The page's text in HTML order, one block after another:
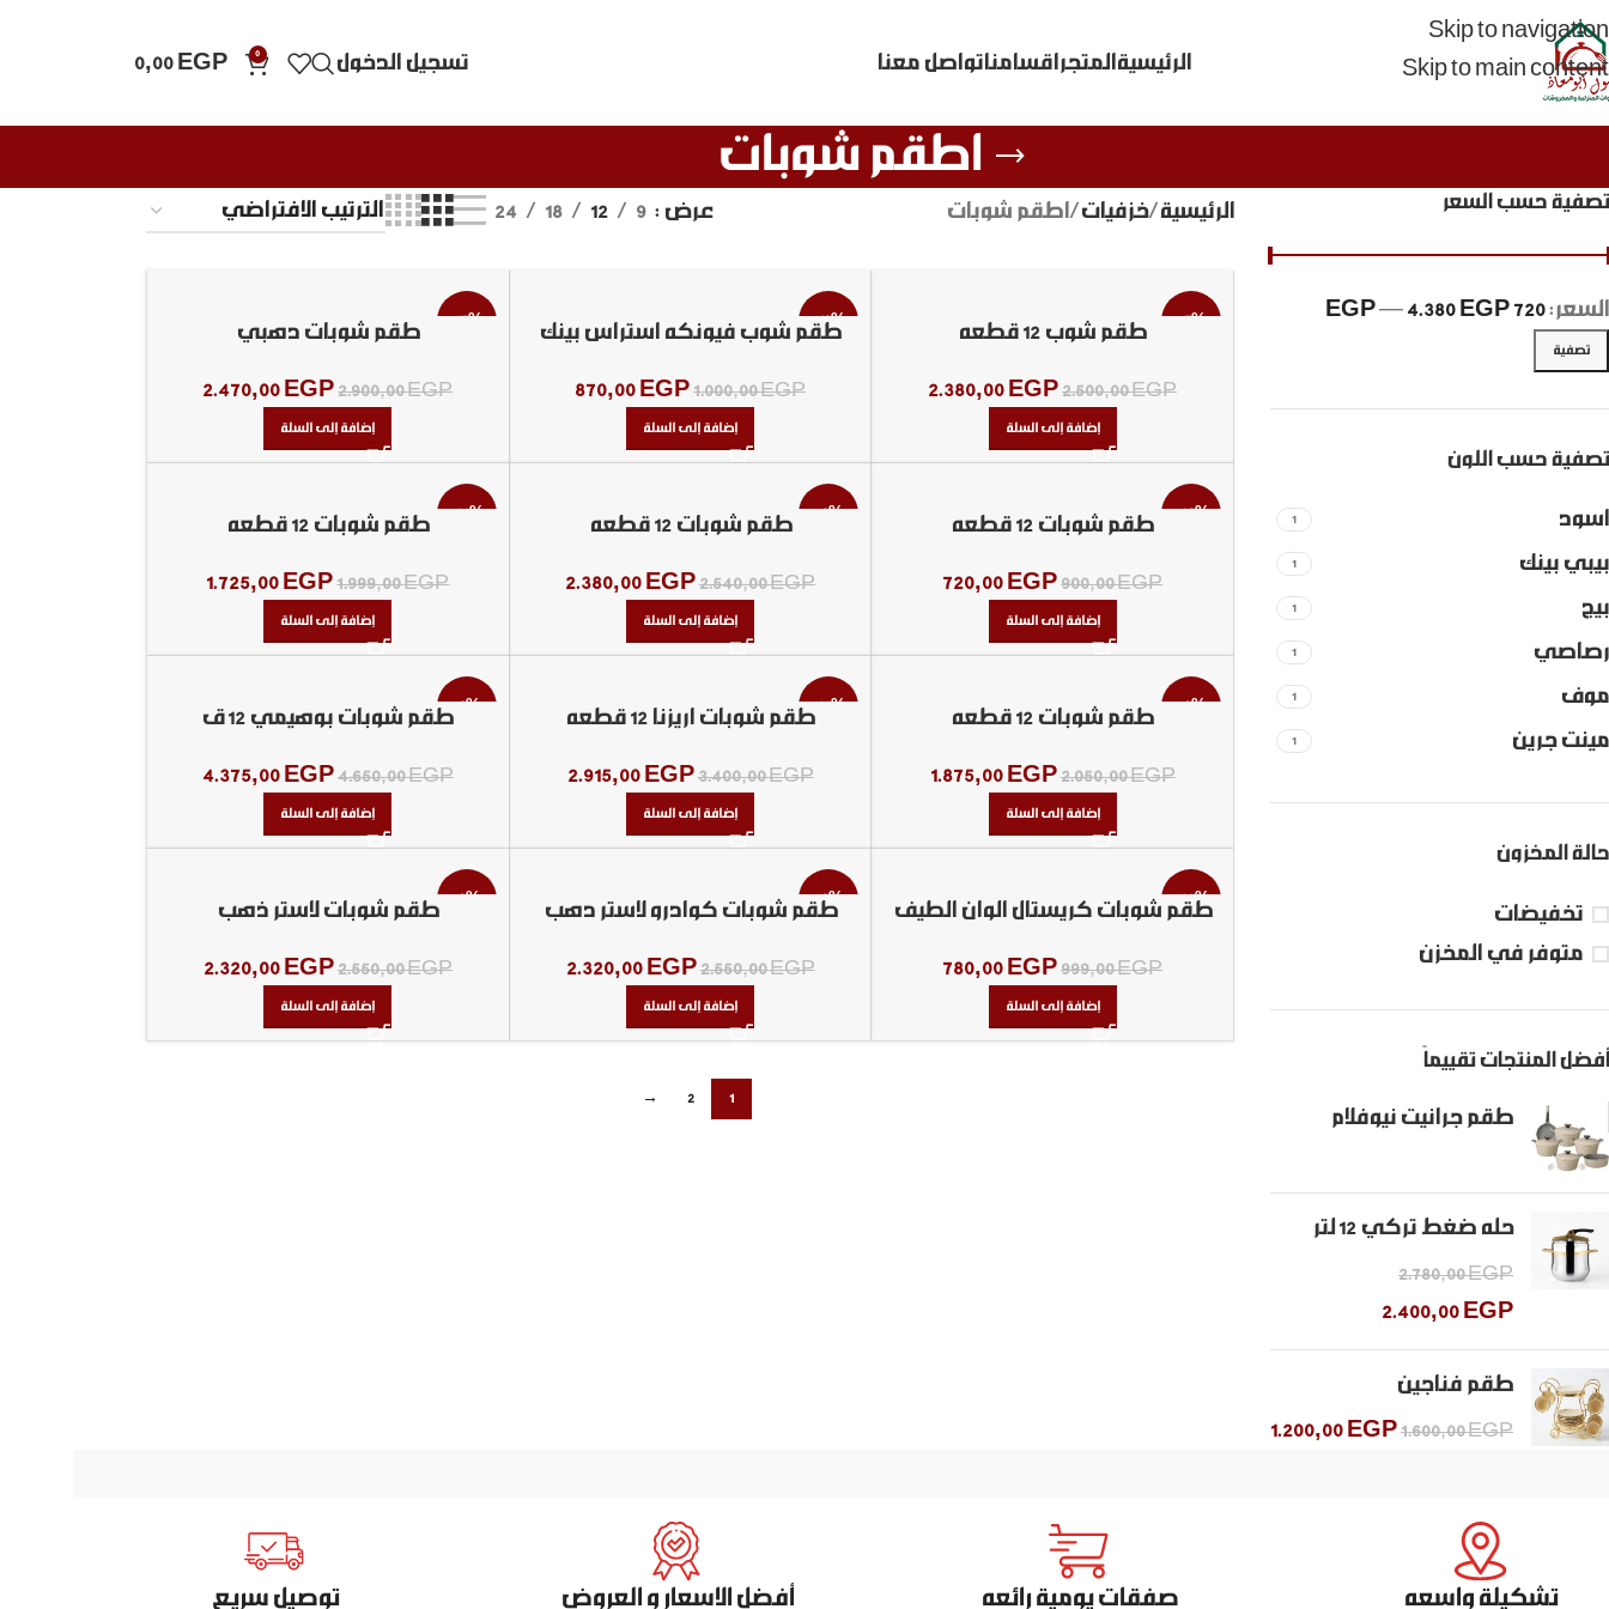
Skip to navigation
Skip to main content
الرئيسية المتجر اقسامنا تواصل معنا تسجيل الدخول 0
0,00 EGP
اطقم شوبات
تصفية حسب السعر
تصفية
السعر:720 EGP
— 4.380 EGP
تصفية حسب اللون
اسود 1
بيبي بينك 1
بيج 1
رصاصي 1
موف 1
مينت جرين 1
حالة المخزون
تخفيضات
متوفر في المخزن
أفضل المنتجات تقييماً
طقم جرانيت نيوفلام
حله ضغط تركي ١٢ لتر
2.780,00EGP
2.400,00 EGP
طقم فناجين
1.600,00EGP
1.200,00 EGP
الرئيسية خزفيات اطقم شوبات عرض 9
12
18
24
-5%
طقم شوب 12 قطعه
2.500,00EGP
2.380,00 EGP
إضافة إلى السلة
-13%
طقم شوب فيونكه استراس بينك
1.000,00EGP
870,00 EGP
إضافة إلى السلة
-15%
طقم شوبات دهبي
2.900,00EGP
2.470,00 EGP
إضافة إلى السلة
-20%
طقم شوبات 12 قطعه
900,00EGP
720,00 EGP
إضافة إلى السلة
-6%
طقم شوبات 12 قطعه
2.540,00EGP
2.380,00 EGP
إضافة إلى السلة
-14%
طقم شوبات 12 قطعه
1.999,00EGP
1.725,00 EGP
إضافة إلى السلة
-9%
طقم شوبات 12 قطعه
2.050,00EGP
1.875,00 EGP
إضافة إلى السلة
-14%
طقم شوبات اريزنا 12 قطعه
3.400,00EGP
2.915,00 EGP
إضافة إلى السلة
-6%
طقم شوبات بوهيمي 12 ق
4.650,00EGP
4.375,00 EGP
إضافة إلى السلة
-22%
طقم شوبات كريستال الوان الطيف
999,00EGP
780,00 EGP
إضافة إلى السلة
-9%
طقم شوبات كوادرو لاستر دهب
2.550,00EGP
2.320,00 EGP
إضافة إلى السلة
-9%
طقم شوبات لاستر ذهب
2.550,00EGP
2.320,00 EGP
إضافة إلى السلة
1
2
→
تشكيلة واسعه صفقات يومية رائعه أفضل الاسعار و العروض توصيل سريع